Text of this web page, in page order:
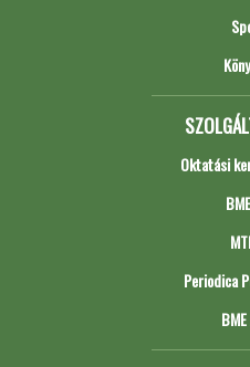
Oktatási
Periodica